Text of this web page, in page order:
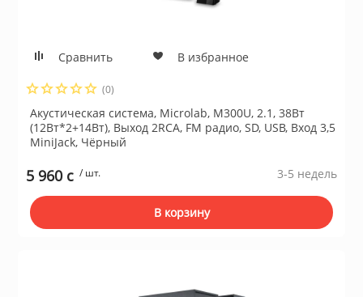
тройники
доступа
браслеты
Сравнить В избранное
(0)
Акустическая система, Microlab, M300U, 2.1, 38Вт
(12Вт*2+14Вт), Выход 2RCA, FM радио, SD, USB, Вход 3,5
MiniJack, Чёрный
5 960 c / шт. 3-5 недель
В корзину